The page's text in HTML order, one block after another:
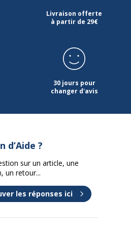
Fermeture élastique sur toute la
5903686375033
75033PTR
Livraison offerte
à partir de 29€
30 jours pour
changer d'avis
d’Aide ?
sur un article, une
un retour...
les réponses ici